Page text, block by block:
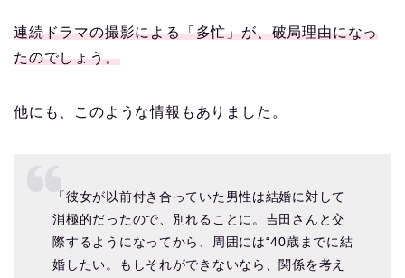
連続ドラマの撮影による「多忙」が、破局理由になっ
たのでしょう。
他にも、このような情報もありました。
「彼女が以前付き合っていた男性は結婚に対して
消極的だったので、別れることに。吉田さんと交
際するようになってから、周囲には“40歳までに結
婚したい。もしそれができないなら、関係を考え